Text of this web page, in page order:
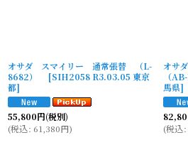
オサダ スマイリー 通常張替 （L-
8682）
[SIH2058 R3.03.05 東京
都]
55,800円(税別)
(税込: 61,380円)
オサ
（
馬県]
(税込: